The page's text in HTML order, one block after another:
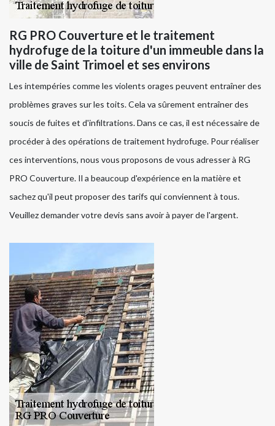
RG PRO Couverture et le traitement
hydrofuge de la toiture d'un immeuble dans la
ville de Saint Trimoel et ses environs
Les intempéries comme les violents orages peuvent entraîner des
problèmes graves sur les toits. Cela va sûrement entraîner des
soucis de fuites et d'infiltrations. Dans ce cas, il est nécessaire de
procéder à des opérations de traitement hydrofuge. Pour réaliser
ces interventions, nous vous proposons de vous adresser à RG
PRO Couverture. Il a beaucoup d'expérience en la matière et
sachez qu'il peut proposer des tarifs qui conviennent à tous.
Veuillez demander votre devis sans avoir à payer de l'argent.